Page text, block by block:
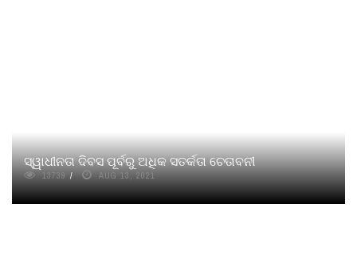
ସ୍ୱାଧୀନତା ଦିବସ ପୂର୍ବରୁ ଅଧିକ ସତର୍କତା ଚେତାବନୀ
13739 AUG 13, 2021